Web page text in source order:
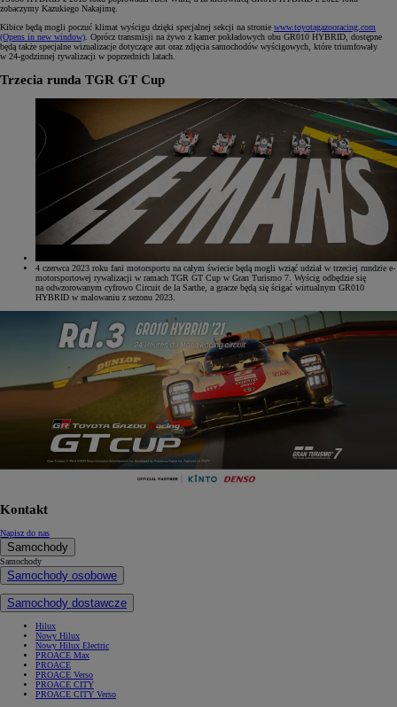
zobaczymy Kazukiego Nakajimę.
Kibice będą mogli poczuć klimat wyścigu dzięki specjalnej sekcji na stronie www.toyotagazooracing.com
(Opens in new window) . Oprócz transmisji na żywo z kamer pokładowych obu GR010 HYBRID, dostępne
będą także specjalne wizualizacje dotyczące aut oraz zdjęcia samochodów wyścigowych, które triumfowały
w 24-godzinnej rywalizacji w poprzednich latach.
Trzecia runda TGR GT Cup
4 czerwca 2023 roku fani motorsportu na całym świecie będą mogli wziąć udział w trzeciej rundzie e-
motorsportowej rywalizacji w ramach TGR GT Cup w Gran Turismo 7. Wyścig odbędzie się
na odwzorowanym cyfrowo Circuit de la Sarthe, a gracze będą się ścigać wirtualnym GR010
HYBRID w malowaniu z sezonu 2023.
Kontakt
Napisz do nas
Samochody
Samochody
Samochody osobowe
Samochody dostawcze
Hilux
Nowy Hilux
Nowy Hilux Electric
PROACE Max
PROACE
PROACE Verso
PROACE CITY
PROACE CITY Verso